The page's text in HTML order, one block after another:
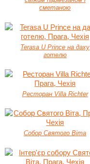
сметаною
Terasa U Prince на даху
готелю
Ресторан Villa Richter
Собор Святого Віта